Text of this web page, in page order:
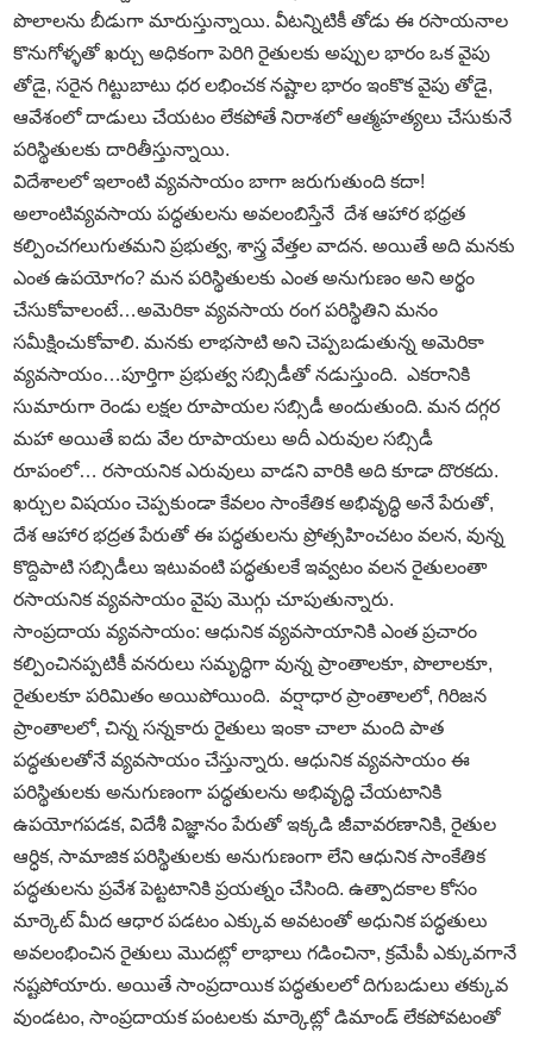
పొలాలను బీడుగా మారుస్తున్నాయి. వీటన్నిటికీ తోడు ఈ రసాయనాల
కొనుగోళ్ళతో ఖర్చు అధికంగా పెరిగి రైతులకు అప్పుల భారం ఒక వైపు
తోడై, సరైన గిట్టుబాటు ధర లభించక నష్టాల భారం ఇంకొక వైపు తోడై,
ఆవేశంలో దాడులు చేయటం లేకపోతే నిరాశలో ఆత్మహత్యలు చేసుకునే
పరిస్థితులకు దారితీస్తున్నాయి.
విదేశాలలో ఇలాంటి వ్యవసాయం బాగా జరుగుతుంది కదా!
అలాంటివ్యవసాయ పద్ధతులను అవలంబిస్తేనే దేశ ఆహార భధ్రత
కల్పించగలుగుతమని ప్రభుత్వ, శాస్త్ర వేత్తల వాదన. అయితే అది మనకు
ఎంత ఉపయోగం? మన పరిస్థితులకు ఎంత అనుగుణం అని అర్థం
చేసుకోవాలంటే…అమెరికా వ్యవసాయ రంగ పరిస్థితిని మనం
సమీక్షించుకోవాలి. మనకు లాభసాటి అని చెప్పబడుతున్న అమెరికా
వ్యవసాయం…పూర్తిగా ప్రభుత్వ సబ్సిడీతో నడుస్తుంది. ఎకరానికి
సుమారుగా రెండు లక్షల రూపాయల సబ్సిడీ అందుతుంది. మన దగ్గర
మహా అయితే ఐదు వేల రూపాయలు అదీ ఎరువుల సబ్సిడీ
రూపంలో… రసాయనిక ఎరువులు వాడని వారికి అది కూడా దొరకదు.
ఖర్చుల విషయం చెప్పకుండా కేవలం సాంకేతిక అభివృద్ధి అనే పేరుతో,
దేశ ఆహార భద్రత పేరుతో ఈ పద్ధతులను ప్రోత్సహించటం వలన, వున్న
కొద్దిపాటి సబ్సిడీలు ఇటువంటి పద్ధతులకే ఇవ్వటం వలన రైతులంతా
రసాయనిక వ్యవసాయం వైపు మొగ్గు చూపుతున్నారు.
సాంప్రదాయ వ్యవసాయం: ఆధునిక వ్యవసాయానికి ఎంత ప్రచారం
కల్పించినప్పటికీ వనరులు సమృద్ధిగా వున్న ప్రాంతాలకూ, పొలాలకూ,
రైతులకూ పరిమితం అయిపోయింది. వర్షాధార ప్రాంతాలలో, గిరిజన
ప్రాంతాలలో, చిన్న సన్నకారు రైతులు ఇంకా చాలా మంది పాత
పద్ధతులతోనే వ్యవసాయం చేస్తున్నారు. ఆధునిక వ్యవసాయం ఈ
పరిస్థితులకు అనుగుణంగా పద్ధతులను అభివృద్ధి చేయటానికి
ఉపయోగపడక, విదేశీ విజ్ఞానం పేరుతో ఇక్కడి జీవావరణానికి, రైతుల
ఆర్ధిక, సామాజిక పరిస్థితులకు అనుగుణంగా లేని ఆధునిక సాంకేతిక
పద్ధతులను ప్రవేశ పెట్టటానికి ప్రయత్నం చేసింది. ఉత్పాదకాల కోసం
మార్కెట్‌ మీద ఆధార పడటం ఎక్కువ అవటంతో అధునిక పద్ధతులు
అవలంభించిన రైతులు మొదట్లో లాభాలు గడించినా, క్రమేపీ ఎక్కువగానే
నష్టపోయారు. అయితే సాంప్రదాయిక పద్ధతులలో దిగుబడులు తక్కువ
వుండటం, సాంప్రదాయక పంటలకు మార్కెట్లో డిమాండ్‌ లేకపోవటంతో